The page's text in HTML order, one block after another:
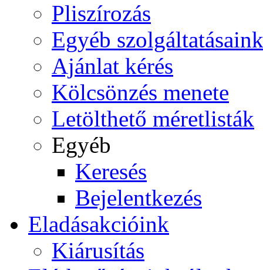
Pliszírozás
Egyéb szolgáltatásaink
Ajánlat kérés
Kölcsönzés menete
Letölthető méretlisták
Egyéb
Keresés
Bejelentkezés
Eladásakcióink
Kiárusítás